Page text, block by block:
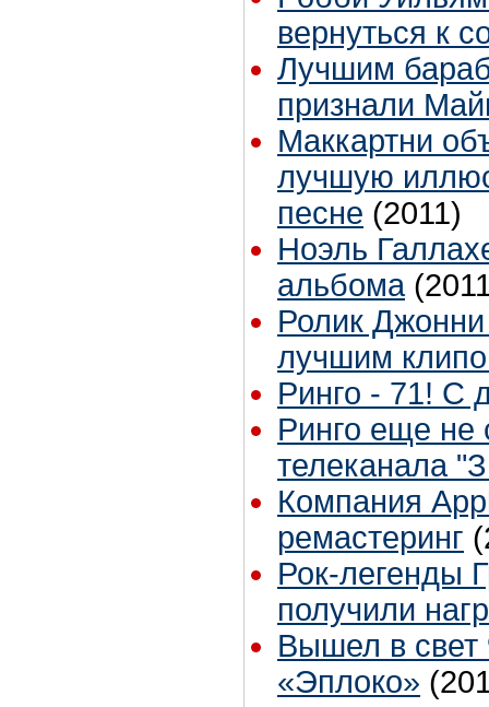
вернуться к
Лучшим
признали
Маккартни
лучшую
песне (2011)
Ноэль
альбома
Ролик
лучшим
Ринго - 71! С
Ринго еще не
телеканала
Компания
ремастеринг
Рок-легенды
получили
Вышел в свет
«Эплоко»